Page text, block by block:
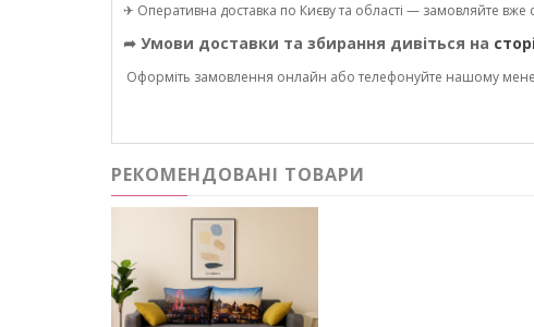
✈ Оперативна доставка по Києву та області — замовляйте вже
➦ Умови доставки та збирання дивіться на
Оформіть замовлення онлайн або телефонуйте нашому
РЕКОМЕНДОВАНІ ТОВАРИ